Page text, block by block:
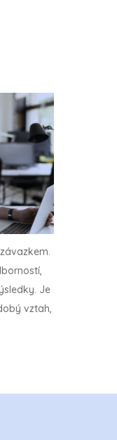
Je
vztah,